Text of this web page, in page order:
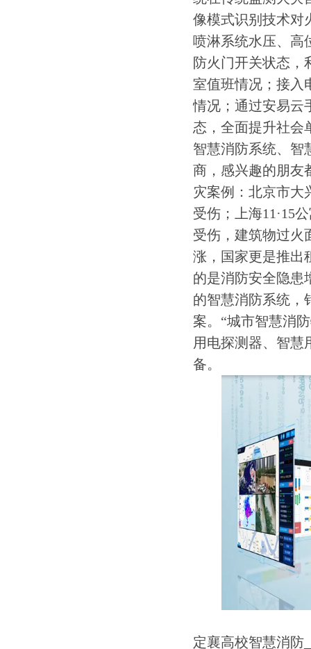
像模式识别技术对
喷淋系统水压、高
防火门开关状态，
室值班情况；接入
情况；通过安易云
态，全面提升社会
智慧消防系统、智
商，感兴趣的朋友
灾案例：北京市大
受伤；上海11·15
受伤，建筑物过火
涨，国家更是推出
的是消防安全隐
的智慧消防系统，
案。“城市智慧消
用电探测器、智慧
备。
定襄高校智慧消防